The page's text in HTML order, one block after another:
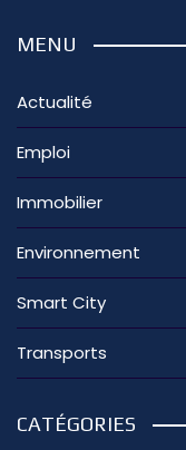
MENU
Actualité
Emploi
Immobilier
Environnement
Smart City
Transports
CATÉGORIES